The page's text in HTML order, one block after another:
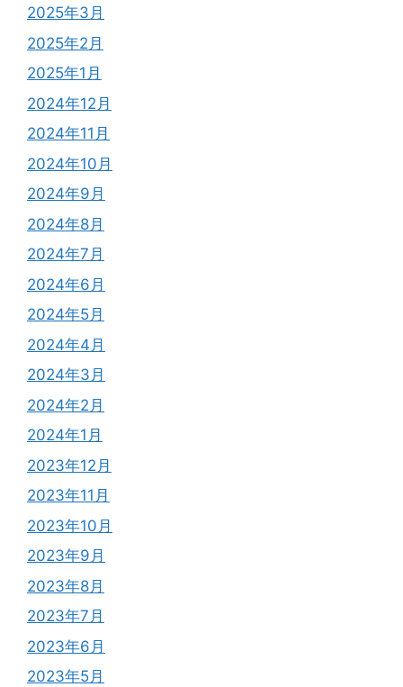
2025年3月
2025年2月
2025年1月
2024年12月
2024年11月
2024年10月
2024年9月
2024年8月
2024年7月
2024年6月
2024年5月
2024年4月
2024年3月
2024年2月
2024年1月
2023年12月
2023年11月
2023年10月
2023年9月
2023年8月
2023年7月
2023年6月
2023年5月